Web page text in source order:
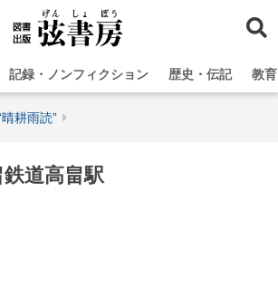
記録・ノンフィクション 歴史・伝記 教
晴耕雨読”
道高畠駅